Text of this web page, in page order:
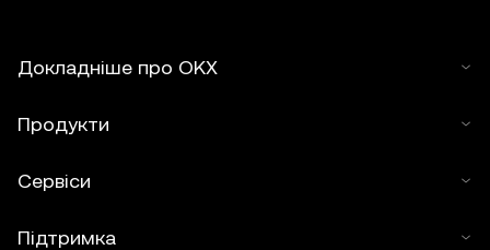
Докладніше про OKX
Продукти
Сервіси
Підтримка